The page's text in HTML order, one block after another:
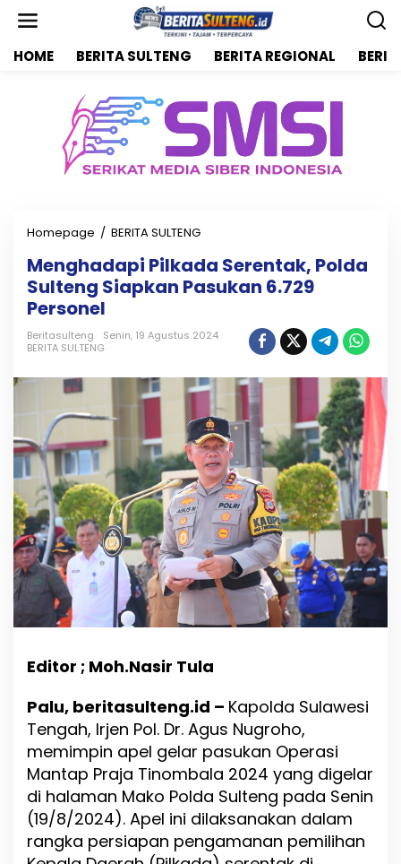
HOME BERITA SULTENG BERITA REGIONAL
Homepage / BERITA SULTENG
n
g
d
i
i
l
k
a
d
r
e
n
a
,
P
l
d
a
S
u
l
t
e
n
Menghadapi Pilkada Serentak, Polda
Sulteng Siapkan Pasukan 6.729
Personel
Beritasulteng
Senin, 19 Agustus 2024
BERITA SULTENG
Editor ; Moh.Nasir Tula
Palu, beritasulteng.id – Kapolda Sulawesi
Tengah, Irjen Pol. Dr. Agus Nugroho,
memimpin apel gelar pasukan Operasi
Mantap Praja Tinombala 2024 yang digelar
di halaman Mako Polda Sulteng pada Senin
(19/8/2024). Apel ini dilaksanakan dalam
rangka persiapan pengamanan pemilihan